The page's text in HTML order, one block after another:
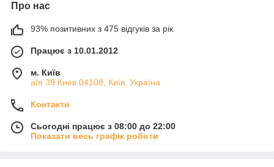
Про нас
93% позитивних з 475 відгуків за рік
Працює з 10.01.2012
м. Київ
а/я 39 Киев 04108, Київ, Україна
Контакти
Сьогодні працює з 08:00 до 22:00
Показати весь графік роботи